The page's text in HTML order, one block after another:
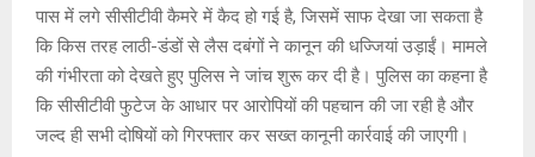
पास में लगे सीसीटीवी कैमरे में कैद हो गई है, जिसमें साफ देखा जा सकता है
कि किस तरह लाठी-डंडों से लैस दबंगों ने कानून की धज्जियां उड़ाईं। मामले
की गंभीरता को देखते हुए पुलिस ने जांच शुरू कर दी है। पुलिस का कहना है
कि सीसीटीवी फुटेज के आधार पर आरोपियों की पहचान की जा रही है और
जल्द ही सभी दोषियों को गिरफ्तार कर सख्त कानूनी कार्रवाई की जाएगी।